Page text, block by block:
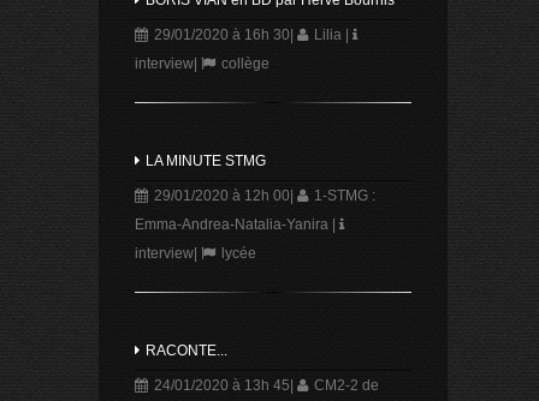
29/01/2020 à 16h 30 Lilia|
interview| collège
LA MINUTE STMG
29/01/2020 à 12h 00|
1-STMG :
Emma-Andrea-Natalia-Yanira|
interview| lycée
RACONTE...
24/01/2020 à 13h 45
CM2-2 de